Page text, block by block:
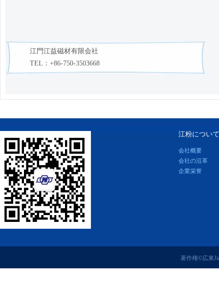
江門江益磁材有限会社
TEL：+86-750-3503668
江粉について
会社概要
会社の沿革
企業栄誉
著作権©広東